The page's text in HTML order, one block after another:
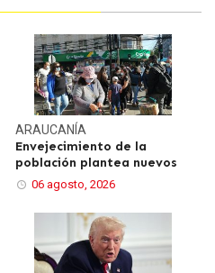
ARAUCANÍA
Envejecimiento de la
población plantea nuevos
06 agosto, 2026